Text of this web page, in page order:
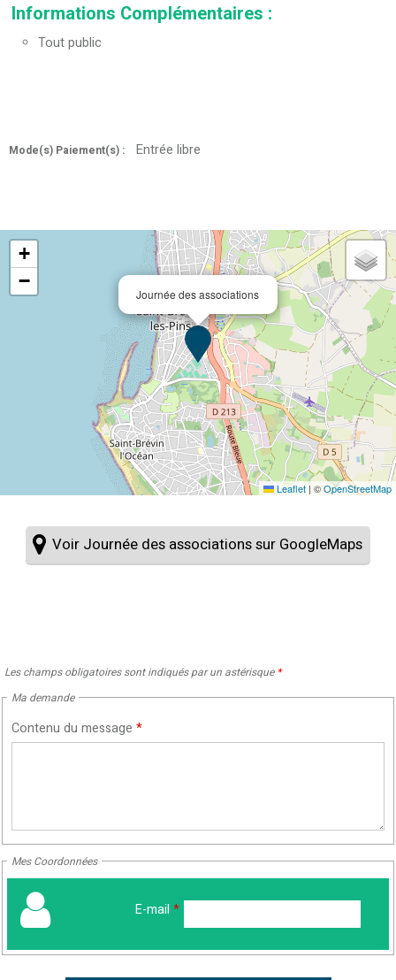
Informations Complémentaires :
Tout public
Mode(s) Paiement(s) : Entrée libre
Journée des associations
+
−
Leaflet | ©OpenStreetMap
Voir Journée des associations sur GoogleMaps
Les champs obligatoires sont indiqués par un astérisque *
Ma demande
Contenu du message *
Mes Coordonnées
E-mail *